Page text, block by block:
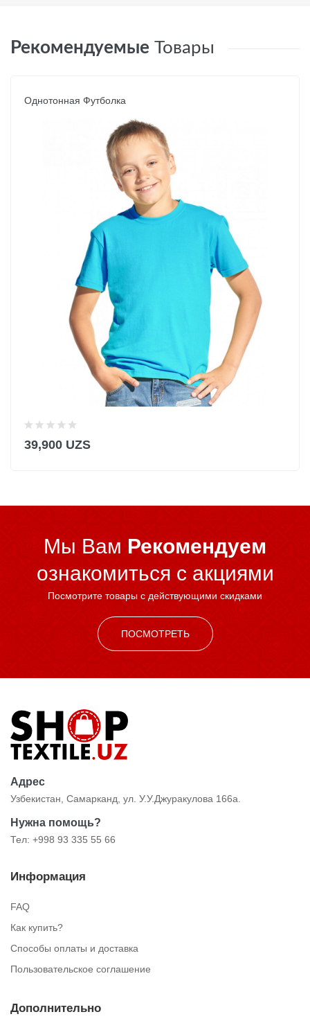
Рекомендуемые Товары
Однотонная Футболка
39,900 UZS
Мы Вам Рекомендуем
ознакомиться c акциями
Посмотрите товары с действующими скидками
ПОСМОТРЕТЬ
Адрес
Узбекистан, Самарканд, ул. У.У.Джуракулова 166а.
Нужна помощь?
Тел: +998 93 335 55 66
Информация
FAQ
Как купить?
Способы оплаты и доставка
Пользовательское соглашение
Дополнительно